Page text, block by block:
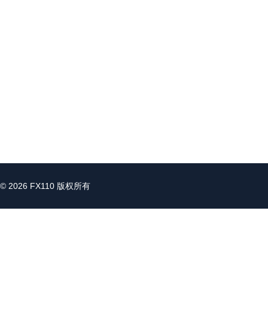
© 2026 FX110 版权所有